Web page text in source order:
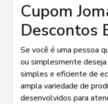
Cupom
Descontos
Se você é uma pessoa
ou simplesmente
simples e eficiente de
ampla variedade de
desenvolvidos para